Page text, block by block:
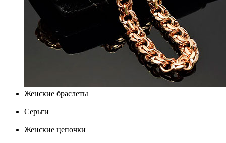
Женские браслеты
Серьги
Женские цепочки